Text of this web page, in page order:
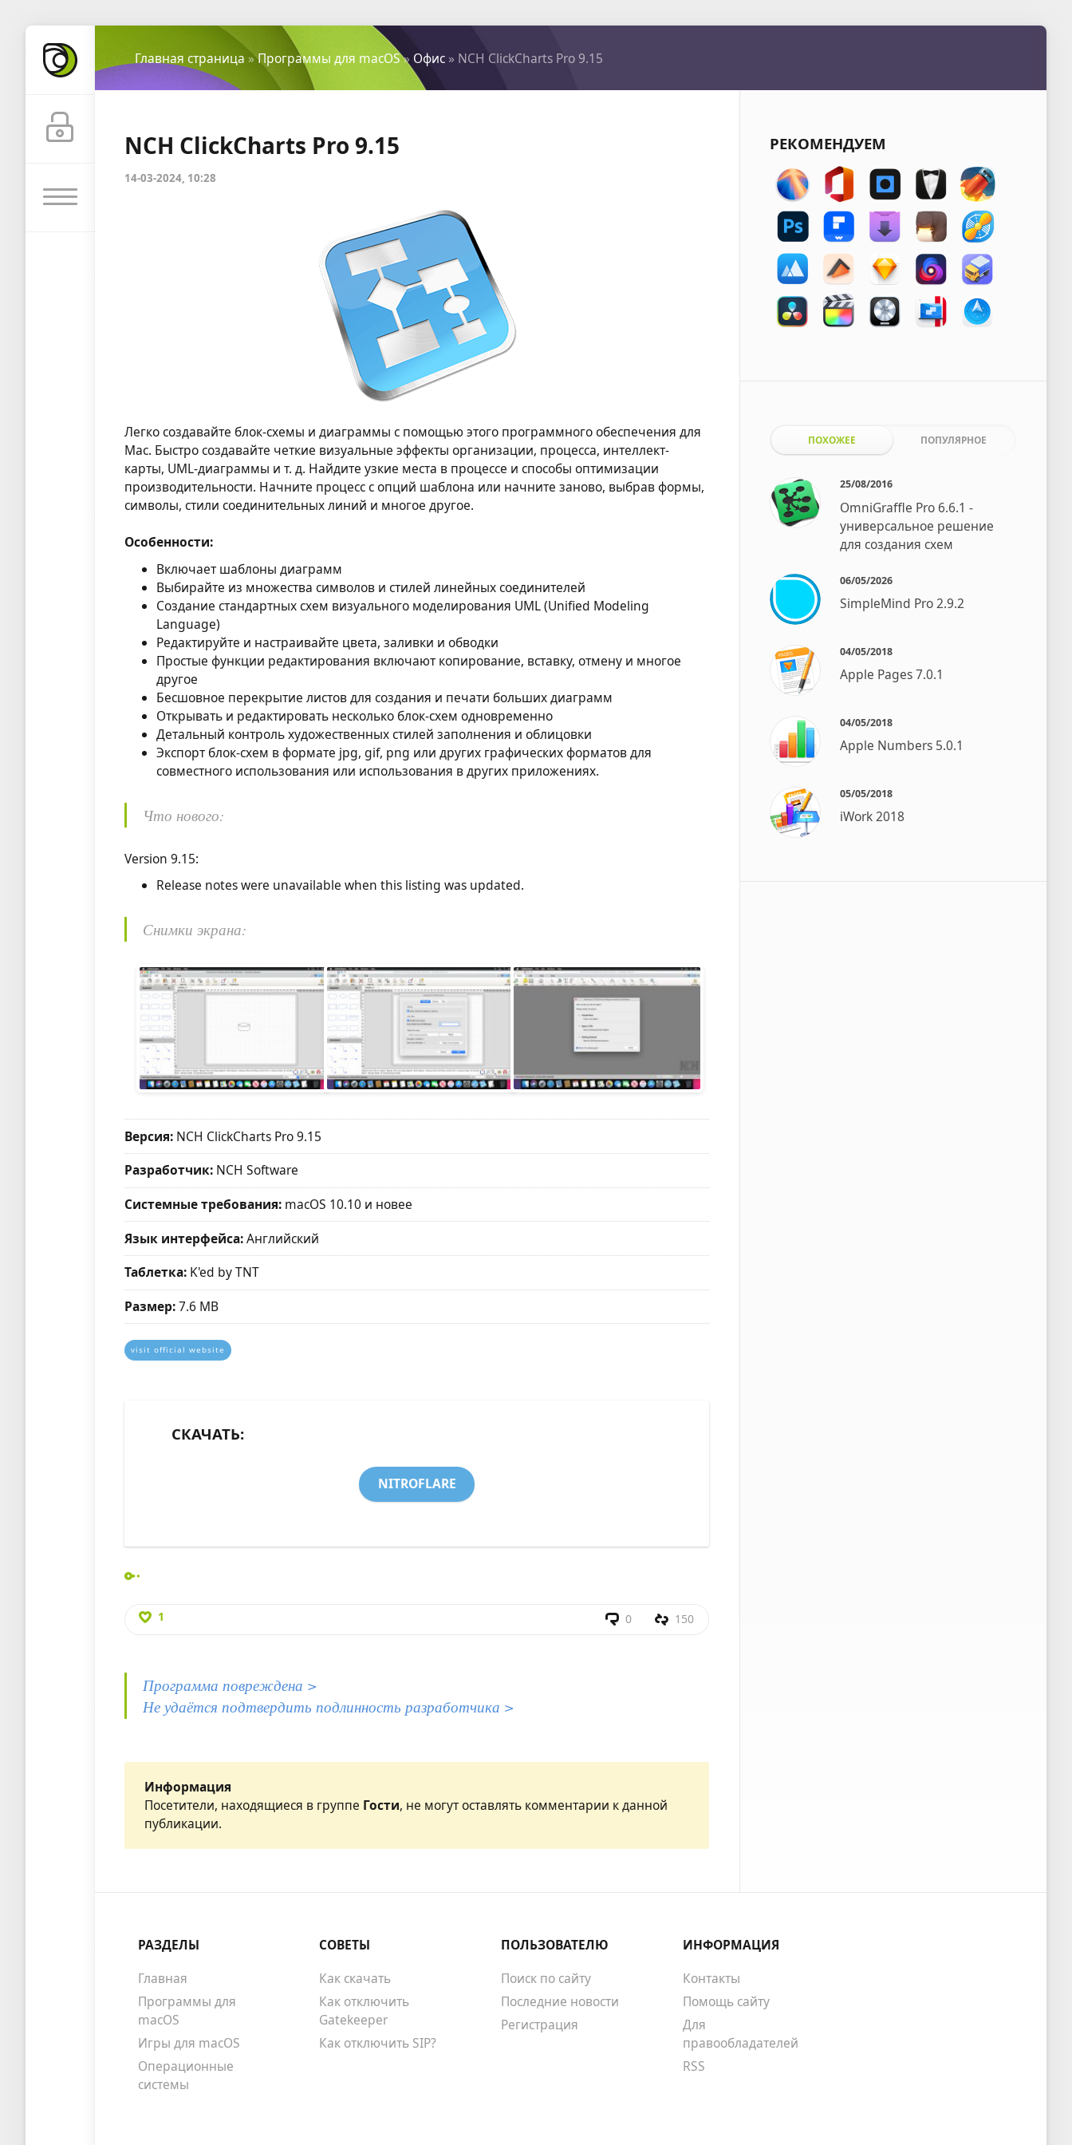
Главная страница »Программы для macOS» Офис» NCH ClickCharts Pro 9.15
NCH ClickCharts Pro 9.15
14-03-2024, 10:28
Легко создавайте блок-схемы и диаграммы с помощью этого программного обеспечения для
Mac. Быстро создавайте четкие визуальные эффекты организации, процесса, интеллект-
карты, UML-диаграммы и т. д. Найдите узкие места в процессе и способы оптимизации
производительности. Начните процесс с опций шаблона или начните заново, выбрав формы,
символы, стили соединительных линий и многое другое.
Особенности:
Включает шаблоны диаграмм
Выбирайте из множества символов и стилей линейных соединителей
Создание стандартных схем визуального моделирования UML (Unified Modeling
Language)
Редактируйте и настраивайте цвета, заливки и обводки
Простые функции редактирования включают копирование, вставку, отмену и многое
другое
Бесшовное перекрытие листов для создания и печати больших диаграмм
Открывать и редактировать несколько блок-схем одновременно
Детальный контроль художественных стилей заполнения и облицовки
Экспорт блок-схем в формате jpg, gif, png или других графических форматов для
совместного использования или использования в других приложениях.
Что нового:
Version 9.15:
Release notes were unavailable when this listing was updated.
Снимки экрана:
Версия: NCH ClickCharts Pro 9.15
Разработчик: NCH Software
Системные требования: macOS 10.10 и новее
Язык интерфейса:Английский
Таблетка: K'ed by TNT
Размер:7.6 MB
visit official website
СКАЧАТЬ:
NITROFLARE
1 0 150
Программа повреждена >
Не удаётся подтвердить подлинность разработчика >
Информация
Посетители, находящиеся в группе Гости, не могут оставлять комментарии к данной
публикации.
РЕКОМЕНДУЕМ
ПОХОЖЕЕ ПОПУЛЯРНОЕ
25/08/2016
OmniGraffle Pro 6.6.1 -
универсальное решение
для создания схем
06/05/2026
SimpleMind Pro 2.9.2
04/05/2018
Apple Pages 7.0.1
04/05/2018
Apple Numbers 5.0.1
05/05/2018
iWork 2018
РАЗДЕЛЫ
Главная
Программы для
macOS
Игры для macOS
Операционные
системы
СОВЕТЫ
Как скачать
Как отключить
Gatekeeper
Как отключить SIP?
ПОЛЬЗОВАТЕЛЮ
Поиск по сайту
Последние новости
Регистрация
ИНФОРМАЦИЯ
Контакты
Помощь сайту
Для
правообладателей
RSS